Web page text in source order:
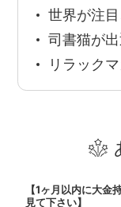
世界が注
司書猫が
リラック
【1ヶ月以内に大金
見て下さい】